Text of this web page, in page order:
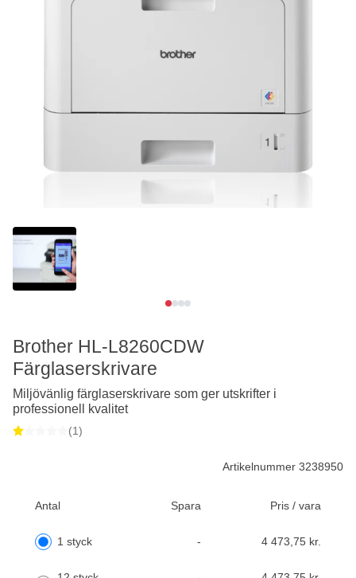
Artikelnummer 3238950
Antal Spara Pris / vara
1 styck - 4 473,75 kr.
Brother HL-L8260CDW
Färglaserskrivare
Miljövänlig färglaserskrivare som ger utskrifter i
professionell kvalitet
(1)